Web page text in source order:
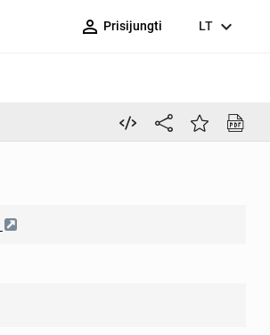
person_outline Prisijungti LT expand_more